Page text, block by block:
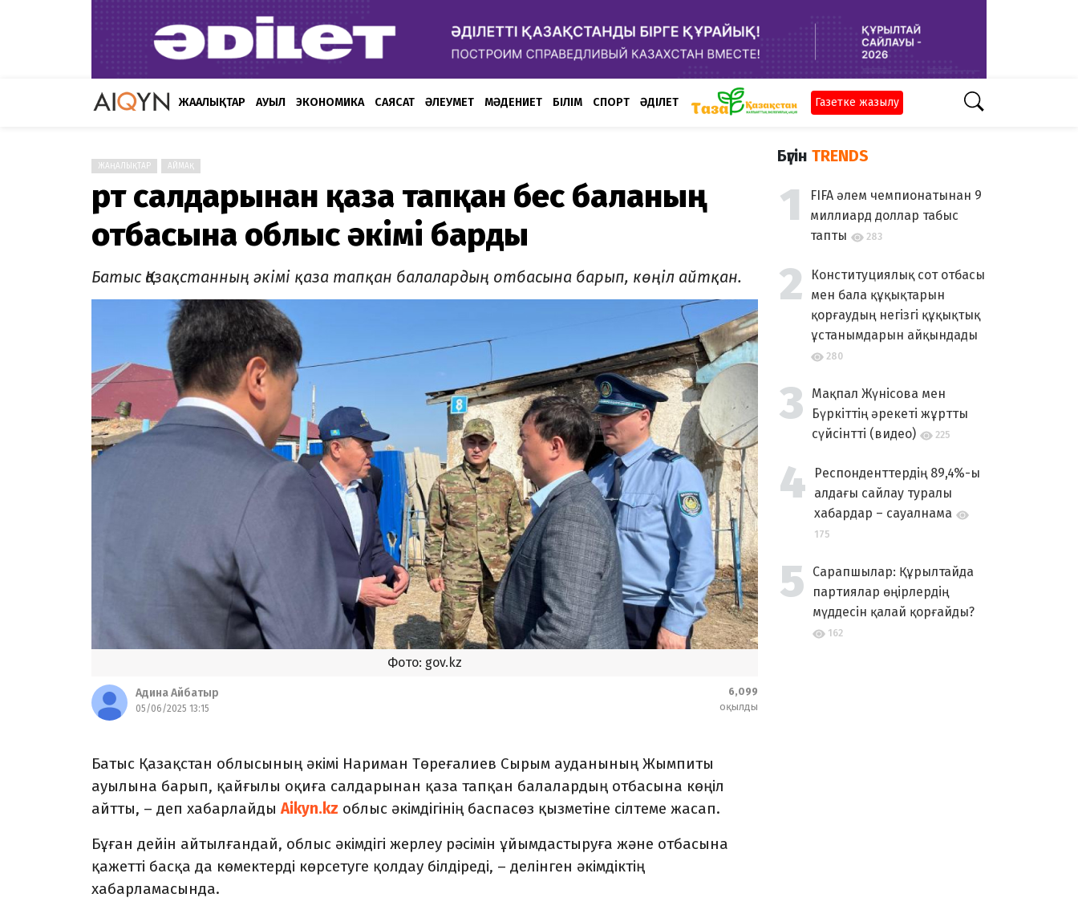
ЖАҢАЛЫҚТАР АУЫЛ ЭКОНОМИКА САЯСАТ ӘЛЕУМЕТ МӘДЕНИЕТ БІЛІМ СПОРТ ӘДІЛЕТ Газетке жазылу
ЖАҢАЛЫҚТАР АЙМАҚ
Өрт салдарынан қаза тапқан бес баланың
отбасына облыс әкімі барды
Батыс Қазақстанның әкімі қаза тапқан балалардың отбасына барып, көңіл айтқан.
Фото: gov.kz
Адина Айбатыр
05/06/2025 13:15
6,099
оқылды
Батыс Қазақстан облысының әкімі Нариман Төреғалиев Сырым ауданының Жымпиты
ауылына барып, қайғылы оқиға салдарынан қаза тапқан балалардың отбасына көңіл
айтты, – деп хабарлайдыAikyn.kz облыс әкімдігінің баспасөз қызметіне сілтеме жасап.
Бұған дейін айтылғандай, облыс әкімдігі жерлеу рәсімін ұйымдастыруға және отбасына
қажетті басқа да көмектерді көрсетуге қолдау білдіреді, – делінген әкімдіктің
хабарламасында.
Бүгін TRENDS
FIFA әлем чемпионатынан 9
миллиард доллар табыс
тапты
283
Конституциялық сот отбасы
мен бала құқықтарын
қорғаудың негізгі құқықтық
ұстанымдарын айқындады
280
Мақпал Жүнісова мен
Бүркіттің әрекеті жұртты
сүйсінтті (видео)
225
Респонденттердің 89,4%-ы
алдағы сайлау туралы
хабардар – сауалнама
175
Сарапшылар: Құрылтайда
партиялар өңірлердің
мүддесін қалай қорғайды?
162